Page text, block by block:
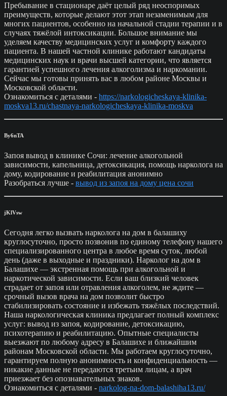
Пребывание в стационаре даёт целый ряд неоспоримых
преимуществ, которые делают этот этап незаменимым для
многих пациентов, особенно на начальной стадии терапии и в
случаях тяжёлой интоксикации. Большое внимание мы
уделяем качеству медицинских услуг и комфорту каждого
пациента. В нашей частной клинике работают кандидаты
медицинских наук и врачи высшей категории, что является
гарантией успешного лечения алкоголизма и наркомании.
Сейчас мы готовы принять вас в любом районе Москвы и
Московской области.
Ознакомиться с деталями - https://narkologicheskaya-klinika-
moskva13.ru/chastnaya-narkologicheskaya-klinika-moskva
By6nTA
Запоя вывод в клинике Сочи: лечение алкогольной
зависимости, капельница, детоксикация, помощь нарколога на
дому, кодирование и реабилитация анонимно
Разобраться лучше - вывод из запоя на дому цена сочи
jKlVsw
Сегодня легко вызвать нарколога на дом в балашиху
круглосуточно, просто позвонив по единому телефону нашего
специализированного центра в любое время суток, любой
день (даже в выходные и праздники). Нарколог на дом в
Балашихе — экстренная помощь при алкогольной и
наркотической зависимости. Если ваш близкий человек
страдает от запоя или отравления алкоголем, не ждите —
срочный вызов врача на дом позволит быстро
стабилизировать состояние и избежать тяжёлых последствий.
Наша наркологическая клиника предлагает полный комплекс
услуг: вывод из запоя, кодирование, детоксикацию,
психотерапию и реабилитацию. Опытные специалисты
выезжают по любому адресу в Балашихе и ближайшим
районам Московской области. Мы работаем круглосуточно,
гарантируем полную анонимность и конфиденциальность —
никакие данные не передаются третьим лицам, а врач
приезжает без опознавательных знаков.
Ознакомиться с деталями - narkolog-na-dom-balashiha13.ru/